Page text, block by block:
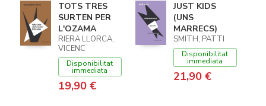
TOTS TRES
SURTEN PER
L'OZAMA
RIERA LLORCA,
VICENC
Disponibilitat
immediata
19,90 €
JUST KIDS
(UNS
MARRECS)
SMITH, PATTI
Disponibilitat
immediata
21,90 €